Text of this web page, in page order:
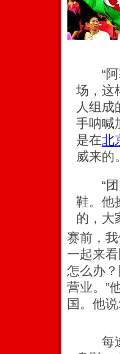
“阿
场，这
人组成
手呐喊
是在北
威来的。
“团
鞋。他
的，大
赛前，
一起来
怎么办
营业。”
国。他
每逢